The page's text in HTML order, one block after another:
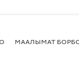
МААЛЫМАТ